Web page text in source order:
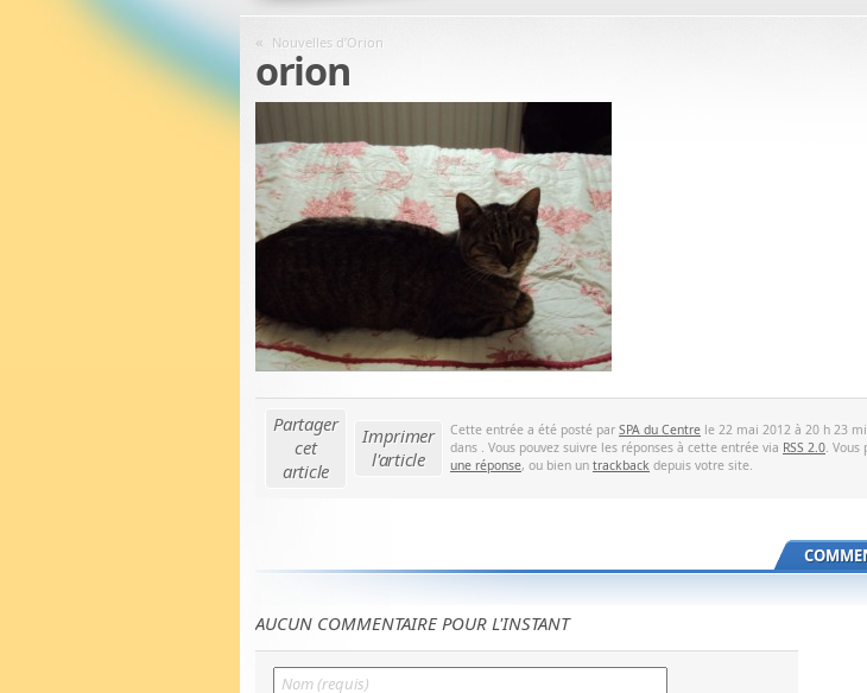
« Nouvelles d’Orion
orion
Partager
cet
article
Imprimer
l'article
Cette entrée a été posté par SPA du Centre le 22 mai 2012 à 20 h 23
dans . Vous pouvez suivre les réponses à cette entrée via RSS 2.0. Vous
une réponse, ou bien un trackback depuis votre site.
AUCUN COMMENTAIRE POUR L'INSTANT